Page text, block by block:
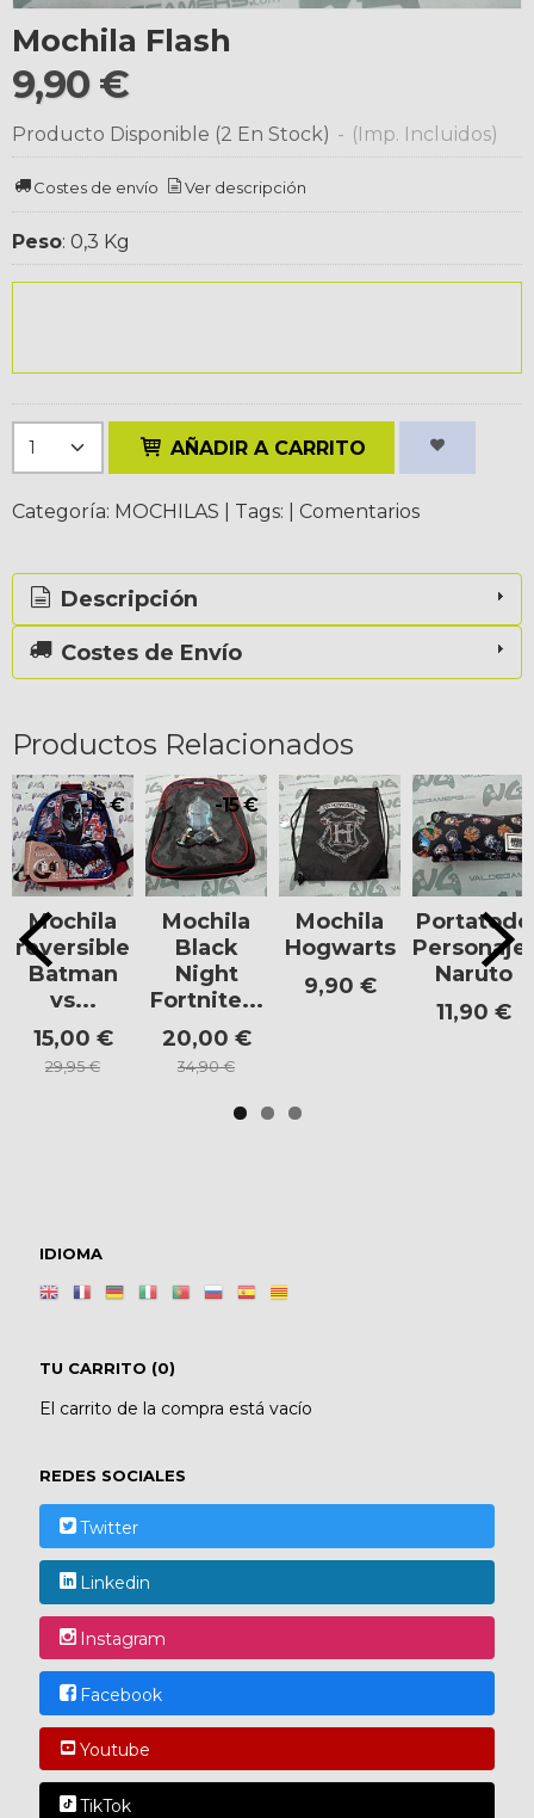
IDIOMA
TU CARRITO (0)
El carrito de la compra está vacío
REDES SOCIALES
Twitter
Linkedin
Instagram
Facebook
Youtube
TikTok
Mochila Flash
9,90 €
Producto Disponible (2 En Stock) - (Imp. Incluidos)
Costes de envío Ver descripción
Peso: 0,3 Kg
AÑADIR A CARRITO
Categoría: MOCHILAS Tags: Comentarios
Descripción
Costes de Envío
Productos Relacionados
-15 €
Mochila
reversible
Batman
vs...
15,00 €
29,95 €
-15 €
Mochila
Black
Night
Fortnite...
20,00 €
34,90 €
Mochila
Hogwarts
9,90 €
Portatodo
Naruto
11,90 €